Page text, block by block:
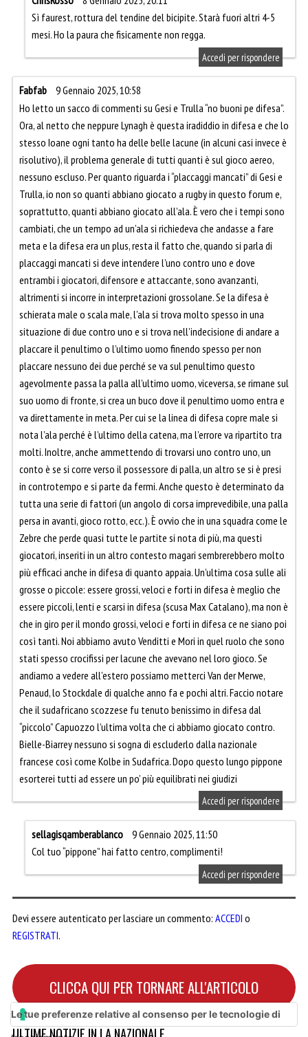
Sì faurest, rottura del tendine del bicipite. Starà fuori altri 4-5
mesi. Ho la paura che fisicamente non regga.
Accedi per rispondere
Fabfab
9 Gennaio 2025, 10:58
Ho letto un sacco di commenti su Gesi e Trulla “no buoni pe difesa”.
Ora, al netto che neppure Lynagh è questa iradiddio in difesa e che lo
stesso Ioane ogni tanto ha delle belle lacune (in alcuni casi invece è
risolutivo), il problema generale di tutti quanti è sul gioco aereo,
nessuno escluso. Per quanto riguarda i “placcaggi mancati” di Gesi e
Trulla, io non so quanti abbiano giocato a rugby in questo forum e,
soprattutto, quanti abbiano giocato all’ala. È vero che i tempi sono
cambiati, che un tempo ad un’ala si richiedeva che andasse a fare
meta e la difesa era un plus, resta il fatto che, quando si parla di
placcaggi mancati si deve intendere l’uno contro uno e dove
entrambi i giocatori, difensore e attaccante, sono avanzanti,
altrimenti si incorre in interpretazioni grossolane. Se la difesa è
schierata male o scala male, l’ala si trova molto spesso in una
situazione di due contro uno e si trova nell’indecisione di andare a
placcare il penultimo o l’ultimo uomo finendo spesso per non
placcare nessuno dei due perché se va sul penultimo questo
agevolmente passa la palla all’ultimo uomo, viceversa, se rimane sul
suo uomo di fronte, si crea un buco dove il penultimo uomo entra e
va direttamente in meta. Per cui se la linea di difesa copre male si
nota l’ala perché è l’ultimo della catena, ma l’errore va ripartito tra
molti. Inoltre, anche ammettendo di trovarsi uno contro uno, un
conto è se si corre verso il possessore di palla, un altro se si è presi
in controtempo e si parte da fermi. Anche questo è determinato da
tutta una serie di fattori (un angolo di corsa imprevedibile, una palla
persa in avanti, gioco rotto, ecc.). È ovvio che in una squadra come le
Zebre che perde quasi tutte le partite si nota di più, ma questi
giocatori, inseriti in un altro contesto magari sembrerebbero molto
più efficaci anche in difesa di quanto appaia. Un’ultima cosa sulle ali
grosse o piccole: essere grossi, veloci e forti in difesa è meglio che
essere piccoli, lenti e scarsi in difesa (scusa Max Catalano), ma non è
che in giro per il mondo grossi, veloci e forti in difesa ce ne siano poi
così tanti. Noi abbiamo avuto Venditti e Mori in quel ruolo che sono
stati spesso crocifissi per lacune che avevano nel loro gioco. Se
andiamo a vedere all’estero possiamo metterci Van der Merwe,
Penaud, lo Stockdale di qualche anno fa e pochi altri. Faccio notare
che il sudafricano scozzese fu tenuto benissimo in difesa dal
“piccolo” Capuozzo l’ultima volta che ci abbiamo giocato contro.
Bielle-Biarrey nessuno si sogna di escluderlo dalla nazionale
francese così come Kolbe in Sudafrica. Dopo questo lungo pippone
esorterei tutti ad essere un po’ più equilibrati nei giudizi
Accedi per rispondere
sellagisqamberablanco
9 Gennaio 2025, 11:50
Col tuo “pippone” hai fatto centro, complimenti!
Accedi per rispondere
Devi essere autenticato per lasciare un commento: ACCEDI o
REGISTRATI.
CLICCA QUI PER TORNARE ALL'ARTICOLO
Le tue preferenze relative al consenso per le tecnologie di